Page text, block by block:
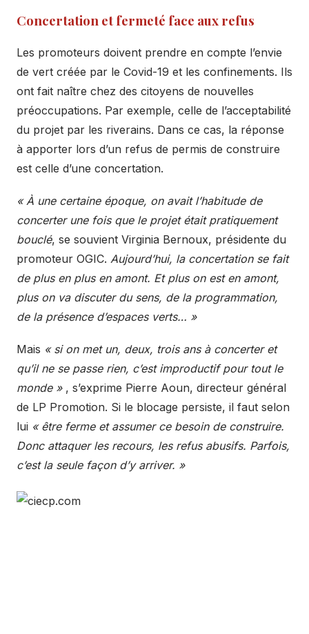
Concertation et fermeté face aux refus
Les promoteurs doivent prendre en compte l’envie
de vert créée par le Covid-19 et les confinements. Ils
ont fait naître chez des citoyens de nouvelles
préoccupations. Par exemple, celle de l’acceptabilité
du projet par les riverains. Dans ce cas, la réponse
à apporter lors d’un refus de permis de construire
est celle d’une concertation.
« À une certaine époque, on avait l’habitude de
concerter une fois que le projet était pratiquement
bouclé, se souvient Virginia Bernoux, présidente du
promoteur OGIC. Aujourd’hui, la concertation se fait
de plus en plus en amont. Et plus on est en amont,
plus on va discuter du sens, de la programmation,
de la présence d’espaces verts… »
Mais « si on met un, deux, trois ans à concerter et
qu’il ne se passe rien, c’est improductif pour tout le
monde » , s’exprime Pierre Aoun, directeur général
de LP Promotion. Si le blocage persiste, il faut selon
lui « être ferme et assumer ce besoin de construire.
Donc attaquer les recours, les refus abusifs. Parfois,
c’est la seule façon d’y arriver. »